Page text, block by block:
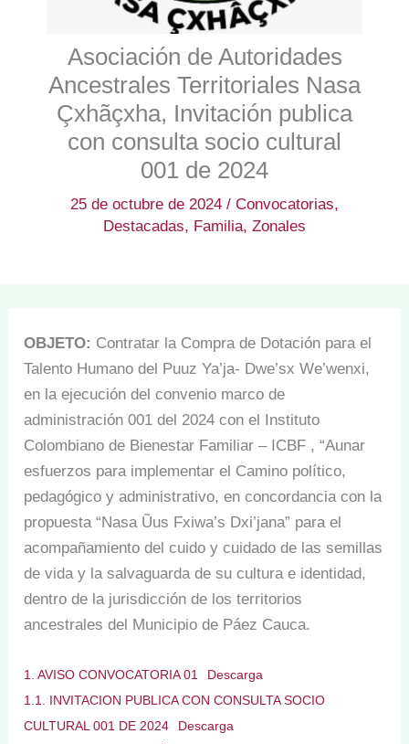
Asociación de Autoridades
Ancestrales Territoriales Nasa
Çxhãçxha, Invitación publica
con consulta socio cultural
001 de 2024
25 de octubre de 2024 / Convocatorias,
Destacadas, Familia, Zonales
OBJETO: Contratar la Compra de Dotación para el
Talento Humano del Puuz Ya’ja- Dwe’sx We’wenxi,
en la ejecución del convenio marco de
administración 001 del 2024 con el Instituto
Colombiano de Bienestar Familiar – ICBF , “Aunar
esfuerzos para implementar el Camino político,
pedagógico y administrativo, en concordancia con la
propuesta “Nasa Ũus Fxiwa’s Dxi’jana” para el
acompañamiento del cuido y cuidado de las semillas
de vida y la salvaguarda de su cultura e identidad,
dentro de la jurisdicción de los territorios
ancestrales del Municipio de Páez Cauca.
1. AVISO CONVOCATORIA 01
Descarga
1.1. INVITACION PUBLICA CON CONSULTA SOCIO
CULTURAL 001 DE 2024
Descarga